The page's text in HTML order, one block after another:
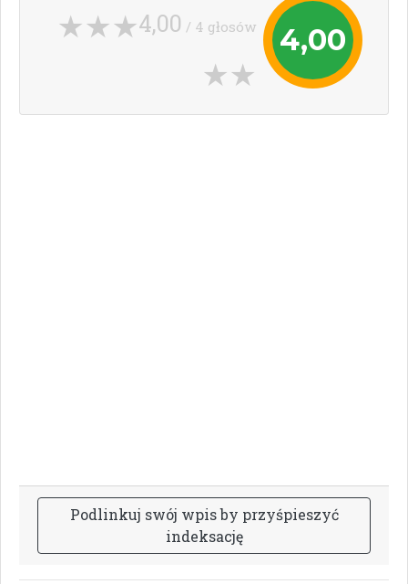
4,00
4,00 / 4 głosów
Podlinkuj swój wpisby przyśpieszyć
indeksację